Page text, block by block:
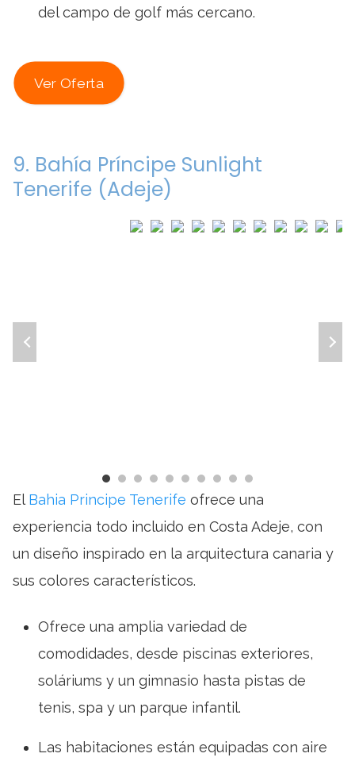
del campo de golf más cercano.
Ver Oferta
9. Bahía Príncipe Sunlight
Tenerife (Adeje)
ElBahia Principe Tenerife ofrece una
experiencia todo incluido en Costa Adeje, con
un diseño inspirado en la arquitectura canaria y
sus colores característicos.
Ofrece una amplia variedad de
comodidades, desde piscinas exteriores,
soláriums y un gimnasio hasta pistas de
tenis, spa y un parque infantil.
Las habitaciones están equipadas con aire